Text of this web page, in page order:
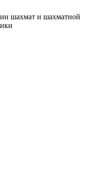
шахмат и шахматной